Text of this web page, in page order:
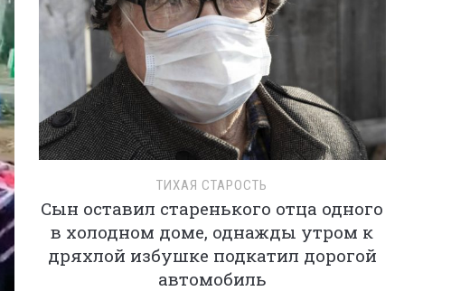
ТИХАЯ СТАРОСТЬ
Сын оставил старенького отца одного
в холодном доме, однажды утром к
дряхлой избушке подкатил дорогой
автомобиль